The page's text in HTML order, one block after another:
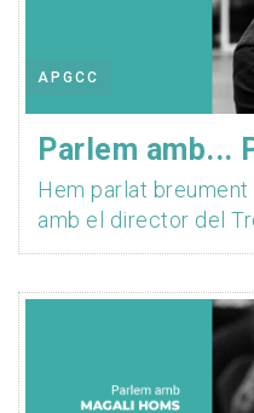
APGCC
Parlem amb...
Hem parlat
amb el director del